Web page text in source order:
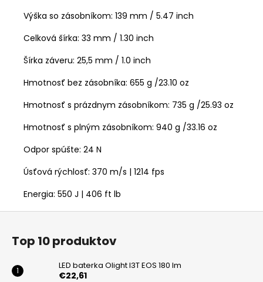
Výška so zásobníkom: 139 mm / 5.47 inch
Celková šírka: 33 mm / 1.30 inch
Šírka záveru: 25,5 mm / 1.0 inch
Hmotnosť bez zásobníka: 655 g /23.10 oz
Hmotnosť s prázdnym zásobníkom: 735 g /25.93 oz
Hmotnosť s plným zásobníkom: 940 g /33.16 oz
Odpor spúšte: 24 N
Úsťová rýchlosť: 370 m/s | 1214 fps
Energia: 550 J | 406 ft lb
Z
Top 10 produktov
LED baterka Olight I3T EOS 180 lm
€22,61